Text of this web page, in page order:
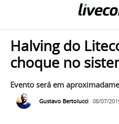
Halving do
choque no
Evento será em
Gustavo Bertolucci 08/07/